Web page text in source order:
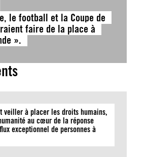
le football et la Coupe de
faire de la place à
».
veiller à placer les droits humains,
au cœur de la réponse
exceptionnel de personnes à